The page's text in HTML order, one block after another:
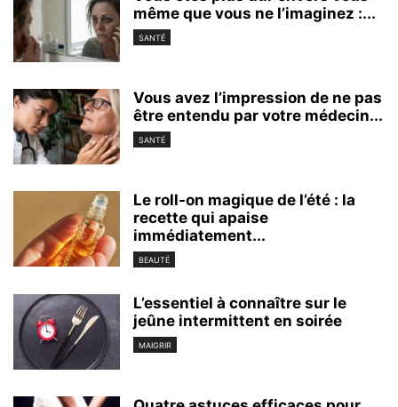
même que vous ne l’imaginez :...
SANTÉ
Vous avez l’impression de ne pas
être entendu par votre médecin...
SANTÉ
Le roll-on magique de l’été : la
recette qui apaise
immédiatement...
BEAUTÉ
L’essentiel à connaître sur le
jeûne intermittent en soirée
MAIGRIR